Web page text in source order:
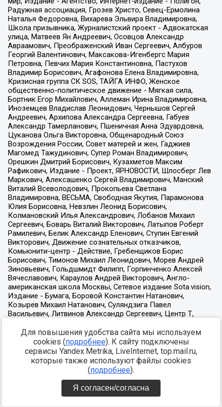
Для повышения удобства сайта мы используем
cookies (подробнее). К сайту подключены
сервисы Yandex.Metrika, LiveInternet, top.mail.ru,
которые также используют файлы cookies
(подробнее).
Я согласен/согласна